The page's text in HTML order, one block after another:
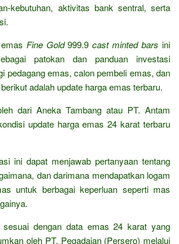
kebutuhan, aktivitas bank sentral, serta
Fine Gold999.9cast minted barsini
patokan dan panduan investasi
pedagang emas, calon pembeli emas, dan
adalah update harga emas terbaru.
dari Aneka Tambang atau PT. Antam
update harga emas 24 karat terbaru
ini dapat menjawab pertanyaan tentang
dan darimana mendapatkan logam
untuk berbagai keperluan seperti mas
sesuai dengan data emas 24 karat yang
oleh PT. Pegadaian (Persero) melalui